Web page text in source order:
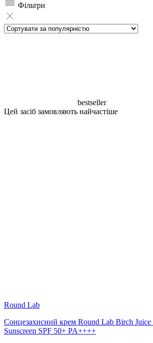
Фільтри
bestseller
Цей засіб замовляють найчастіше
Round Lab
Сонцезахисний крем Round Lab Birch
Sunscreen SPF 50+ PA++++